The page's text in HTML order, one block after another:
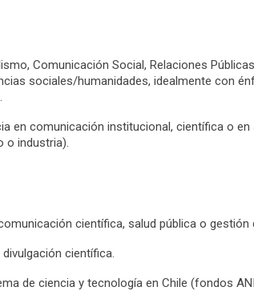
Comunicación Social, Relaciones
sociales/humanidades, idealmente con
en comunicación institucional, científica o
o industria).
científica, salud pública o gestión
científica.
de ciencia y tecnología en Chile (fondos